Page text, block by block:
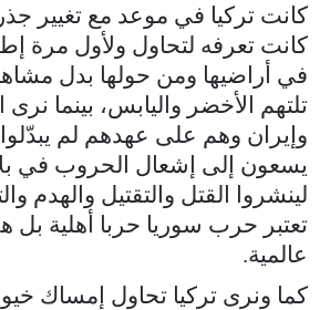
كانت تركيا في موعد مع تغيير
كانت تعرفه لتحاول ولأول مرة
في أراضيها ومن حولها بدل
تلتهم الأخضر واليابس، بينما
وإيران وهم على عهدهم لم يبدّلوا
يسعون إلى إشعال الحروب في
لينشروا القتل والتقتيل والهدم
تعتبر حرب سوريا حربا أهلية
عالمية.
كما ونرى تركيا تحاول إمساك